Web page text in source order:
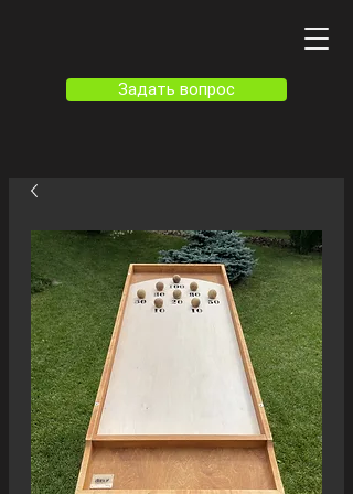
Задать вопрос